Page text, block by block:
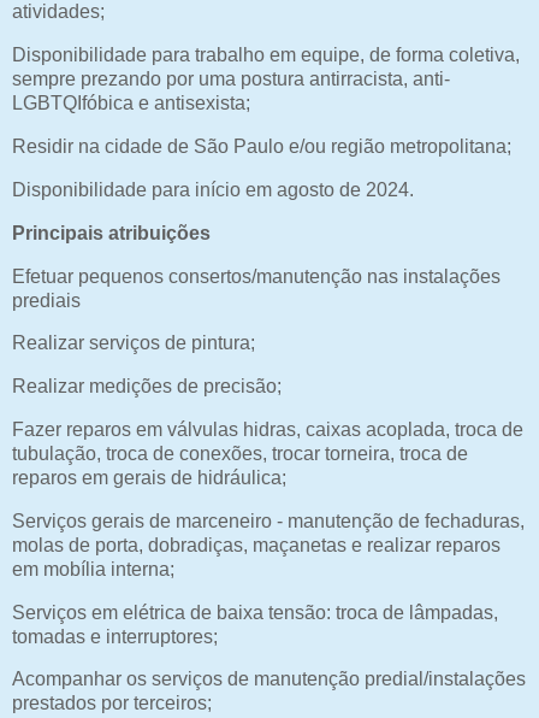
atividades;
Disponibilidade para trabalho em equipe, de forma coletiva,
sempre prezando por uma postura antirracista, anti-
LGBTQIfóbica e antisexista;
Residir na cidade de São Paulo e/ou região metropolitana;
Disponibilidade para início em agosto de 2024.
Principais atribuições
Efetuar pequenos consertos/manutenção nas instalações
prediais
Realizar serviços de pintura;
Realizar medições de precisão;
Fazer reparos em válvulas hidras, caixas acoplada, troca de
tubulação, troca de conexões, trocar torneira, troca de
reparos em gerais de hidráulica;
Serviços gerais de marceneiro - manutenção de fechaduras,
molas de porta, dobradiças, maçanetas e realizar reparos
em mobília interna;
Serviços em elétrica de baixa tensão: troca de lâmpadas,
tomadas e interruptores;
Acompanhar os serviços de manutenção predial/instalações
prestados por terceiros;